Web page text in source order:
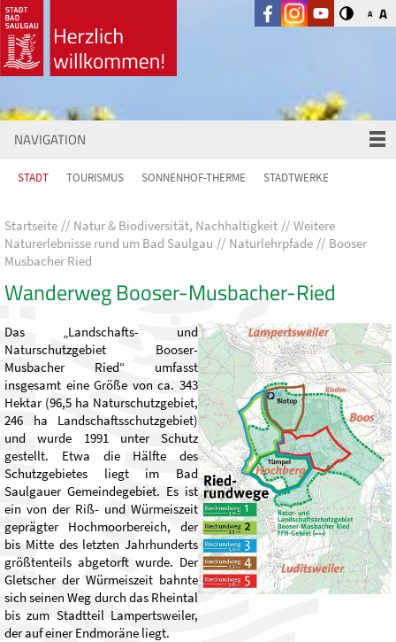
A A
NAVIGATION
STADT TOURISMUS SONNENHOF-THERME STADTWERKE
Startseite Natur & Biodiversität, Nachhaltigkeit
Weitere
Naturerlebnisse rund um Bad Saulgau
Naturlehrpfade
Booser
Musbacher Ried
Wanderweg Booser-Musbacher-Ried
Das „Landschafts- und
Naturschutzgebiet Booser-
Musbacher Ried“ umfasst
insgesamt eine Größe von ca. 343
Hektar (96,5 ha Naturschutzgebiet,
246 ha Landschaftsschutzgebiet)
und wurde 1991 unter Schutz
gestellt. Etwa die Hälfte des
Schutzgebietes liegt im Bad
Saulgauer Gemeindegebiet. Es ist
ein von der Riß- und Würmeiszeit
geprägter Hochmoorbereich, der
bis Mitte des letzten Jahrhunderts
größtenteils abgetorft wurde. Der
Gletscher der Würmeiszeit bahnte
sich seinen Weg durch das Rheintal
bis zum Stadtteil Lampertsweiler,
der auf einer Endmoräne liegt.